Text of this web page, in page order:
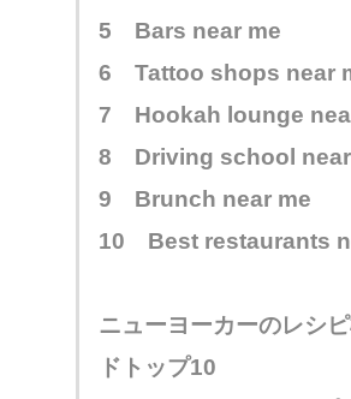
5 Bars near me
6 Tattoo shops near
7 Hookah lounge
8 Driving school near
9 Brunch near me
10 Best restaurants
ニューヨーカーのレシ
ドトップ10